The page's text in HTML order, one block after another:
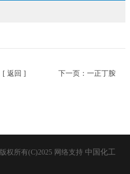
[ 返回 ] 下一页： 一正丁胺
版权所有(C)2025网络支持 中国化工